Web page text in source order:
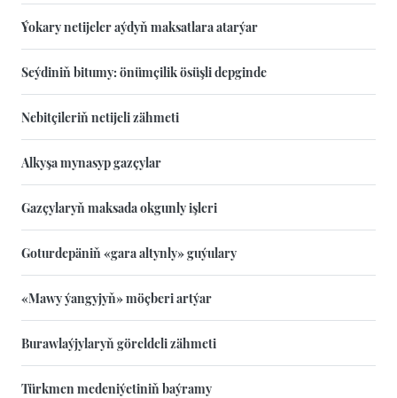
Ýokary netijeler aýdyň maksatlara atarýar
Seýdiniň bitumy: önümçilik ösüşli depginde
Nebitçileriň netijeli zähmeti
Alkyşa mynasyp gazçylar
Gazçylaryň maksada okgunly işleri
Goturdepäniň «gara altynly» guýulary
«Mawy ýangyjyň» möçberi artýar
Burawlaýjylaryň göreldeli zähmeti
Türkmen medeniýetiniň baýramy